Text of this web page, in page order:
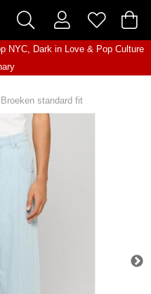
NYC, Dark in Love& Pop Culture
Broeken standard fit